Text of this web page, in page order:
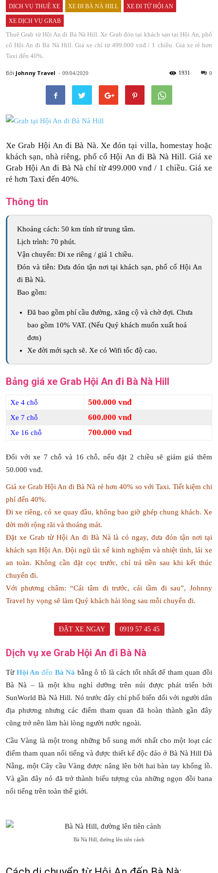
DỊCH VỤ THUÊ XE XE ĐI BÀ NÀ HILL XE ĐI TỪ HỘI AN
XE DỊCH VỤ GRAB
Thuê Grab từ Hội An đi Bà Nà Hill. Xe Grab đón tại khách sạn tại Hội An, phố
cổ Hội An đi Bà Nà Hill. Giá xe chỉ từ 499.000 vnđ / 1 chiều. Giá xe rẻ hơn
Taxi đến 40%.
Bởi Johnny - 09/04/2020 0
1931
Xe Grab Hội An đi Bà Nà. Xe đón tại villa, homestay hoặc
khách sạn, nhà riêng, phố cổ Hội An đi Bà Nà Hill. Giá xe
Grab Hội An đi Bà Nà chỉ từ 499.000 vnđ / 1 chiều. Giá xe
rẻ hơn Taxi đến 40%.
Thông tin
Khoảng cách: 50 km tính từ trung tâm.
Lịch trình: 70 phút.
Vận chuyển: Đi xe riêng / giá 1 chiều.
Đón và tiễn: Đưa đón tận nơi tại khách sạn, phố cổ Hội An
đi Bà Nà.
Bao gồm:
Đã bao gồm phí cầu đường, xăng cộ và chờ đợi. Chưa
bao gồm 10% VAT. (Nếu Quý khách muốn xuất hoá
đơn)
Xe đời mới sạch sẽ. Xe có Wifi tốc độ cao.
Bảng giá xe Grab Hội An đi Bà Nà Hill
Xe 4 chỗ 500.000 vnđ
Xe 7 chỗ 600.000 vnđ
Xe 16 chỗ 700.000 vnđ
Đối với xe 7 chỗ và 16 chỗ, nếu đặt 2 chiều sẽ giảm giá thêm
50.000 vnđ.
Giá xe Grab Hội An đi Bà Nà rẻ hơn 40% so với Taxi. Tiết kiệm chi
phí đến 40%.
Đi xe riêng, có xe quay đầu, không bao giờ ghép chung khách. Xe
đời mới rộng rãi và thoáng mát.
Đặt xe Grab từ Hội An đi Bà Nà là có ngay, đưa đón tận nơi tại
khách sạn Hội An. Đội ngũ tài xế kinh nghiệm và nhiệt tình, lái xe
an toàn. Không cần đặt cọc trước, chỉ trả tiền sau khi kết thúc
chuyến đi.
Với phương châm: “Cái tâm đi trước, cái tầm đi sau”, Johnny
Travel hy vọng sẽ làm Quý khách hài lòng sau mỗi chuyến đi.
ĐẶT XE NGAY 0919 57 45 45
Dịch vụ xe Grab Hội An đi Bà Nà
Từ Hội An đến Bà Nà bằng ô tô là cách tốt nhất để tham quan đồi
Bà Nà – là một khu nghỉ dưỡng trên núi được phát triển bởi
SunWorld Bà Nà Hill. Nó trước đây chỉ phổ biến đối với người dân
địa phương nhưng các điểm tham quan đã hoàn thành gần đây
cũng trở nên làm hài lòng người nước ngoài.
Cầu Vàng là một trong những bổ sung mới nhất cho một loạt các
điểm tham quan nổi tiếng và được thiết kế độc đáo ở Bà Nà Hill Đà
Nẵng, một Cây cầu Vàng được nâng lên bởi hai bàn tay khổng lồ.
Và gần đây nó đã trở thành biểu tượng của những ngọn đồi bana
nổi tiếng trên toàn thế giới.
Bà Nà Hill, đường lên tiên cảnh